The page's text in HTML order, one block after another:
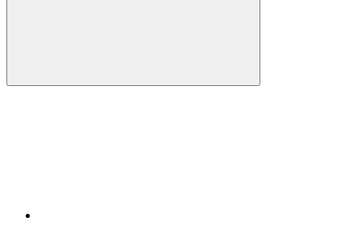
Compartilhar